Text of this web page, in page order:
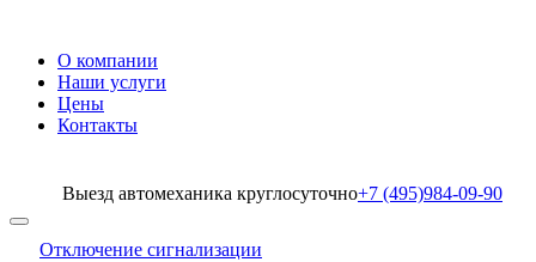
О компании
Наши услуги
Цены
Контакты
Выезд автомеханика круглосуточно+7 (495)984-09-90
Отключение сигнализации